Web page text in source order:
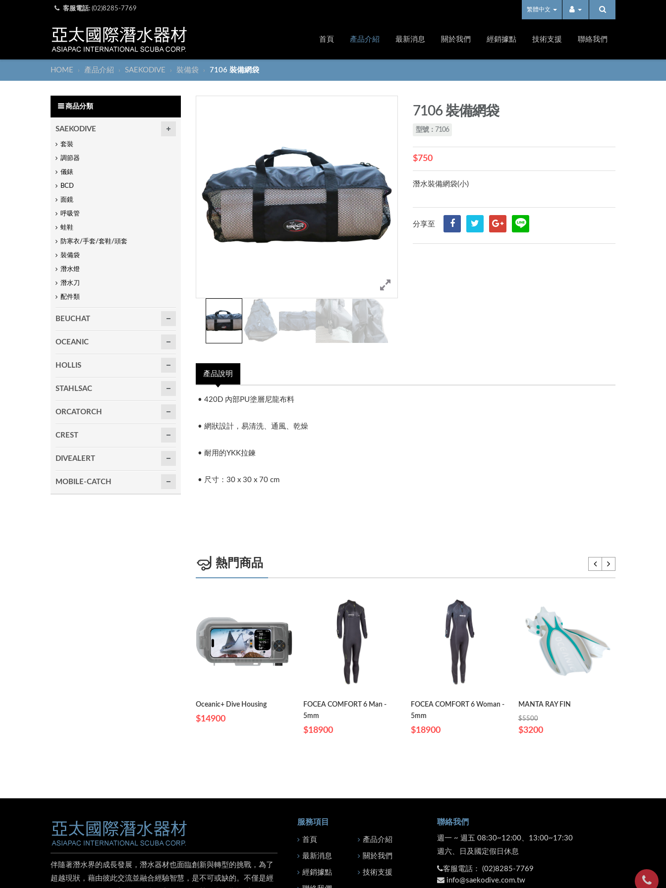
客服電話: (02)8285-7769 繁體中文
首頁 產品介紹 最新消息 關於我們 經銷據點 技術支援 聯絡我們
HOME › 產品介紹 › SAEKODIVE › 裝備袋 › 7106 裝備網袋
7106 裝備網袋
型號：7106
$750
潛水裝備網袋(小)
分享至
產品說明
• 420D 內部PU塗層尼龍布料
• 網狀設計，易清洗、通風、乾燥
• 耐用的YKK拉鍊
• 尺寸：30 x 30 x 70 cm
熱門商品
Oceanic+ Dive Housing
$14900
FOCEA COMFORT 6 Man -
5mm
$18900
FOCEA COMFORT 6 Woman -
5mm
$18900
MANTA RAY FIN
$5500
$3200
商品分類
SAEKODIVE
套裝
調節器
儀錶
BCD
面鏡
呼吸管
蛙鞋
防寒衣/手套/套鞋/頭套
裝備袋
潛水燈
潛水刀
配件類
BEUCHAT
OCEANIC
HOLLIS
STAHLSAC
ORCATORCH
CREST
DIVEALERT
MOBILE-CATCH
伴隨著潛水界的成長發展，潛水器材也面臨創新與轉型的挑戰，為了
超越現狀，藉由彼此交流並融合經驗智慧，是不可或缺的。不僅是經
服務項目
首頁 產品介紹
最新消息 關於我們
經銷據點 技術支援
聯絡我們
週一 ~ 週五 08:30~12:00、13:00~17:30
週六、日及國定假日休息
客服電話： (02)8285-7769
info@saekodive.com.tw